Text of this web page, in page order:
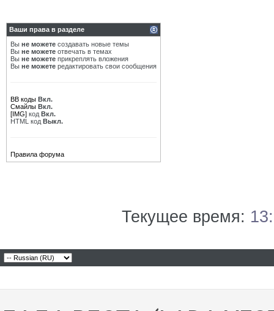
Ваши права в разделе
Вы не можете создавать новые темы
Вы не можете отвечать в темах
Вы не можете прикреплять вложения
Вы не можете редактировать свои сообщения
BB коды Вкл.
Смайлы Вкл.
[IMG] код Вкл.
HTML код Выкл.
Правила форума
Текущее время: